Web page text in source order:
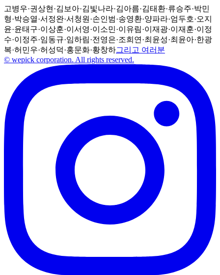
고병우·권상현 ·김보아·김빛나라·김아름·김태환·류승주·박민
형·박승열·서정완·서청원 ·손인범·송영환·양파라·엄두호·오지
윤·윤태구·이상훈·이서영·이소민·이유림·이재광·이재훈·이정
수·이정주·임동규·임하림·전영은·조희연 ·최윤성·최윤아·한광
복·허민우·허성덕·홍문화·황창하그리고 여러분
© wepick corporation. All rights reserved.